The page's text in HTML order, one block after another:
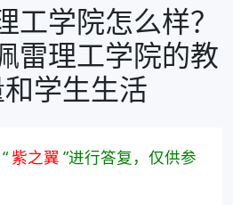
工学院怎么样？
雷理工学院的教
学生生活
紫之翼 ”进行答复，仅供参